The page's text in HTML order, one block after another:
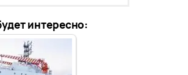
интересно: